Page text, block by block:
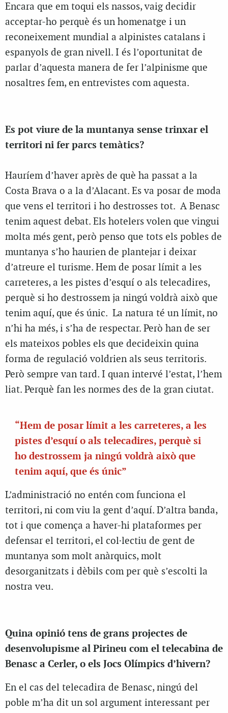
Encara que em toqui els nassos, vaig decidir
acceptar-ho perquè és un homenatge i un
reconeixement mundial a alpinistes catalans i
espanyols de gran nivell. I és l’oportunitat de
parlar d’aquesta manera de fer l’alpinisme que
nosaltres fem, en entrevistes com aquesta.
Es pot viure de la muntanya sense trinxar el
territori ni fer parcs temàtics?
Hauríem d’haver après de què ha passat a la
Costa Brava o a la d’Alacant. Es va posar de moda
que vens el territori i ho destrosses tot. A Benasc
tenim aquest debat. Els hotelers volen que vingui
molta més gent, però penso que tots els pobles de
muntanya s’ho haurien de plantejar i deixar
d’atreure el turisme. Hem de posar límit a les
carreteres, a les pistes d’esquí o als telecadires,
perquè si ho destrossem ja ningú voldrà això que
tenim aquí, que és únic. La natura té un límit, no
n’hi ha més, i s’ha de respectar. Però han de ser
els mateixos pobles els que decideixin quina
forma de regulació voldrien als seus territoris.
Però sempre van tard. I quan intervé l’estat, l’hem
liat. Perquè fan les normes des de la gran ciutat.
“Hem de posar límit a les carreteres, a les
pistes d’esquí o als telecadires, perquè si
ho destrossem ja ningú voldrà això que
tenim aquí, que és únic”
L’administració no entén com funciona el
territori, ni com viu la gent d’aquí. D’altra banda,
tot i que comença a haver-hi plataformes per
defensar el territori, el col·lectiu de gent de
muntanya som molt anàrquics, molt
desorganitzats i dèbils com per què s’escolti la
nostra veu.
Quina opinió tens de grans projectes de
desenvolupisme al Pirineu com el telecabina de
Benasc a Cerler, o els Jocs Olímpics d’hivern?
En el cas del telecadira de Benasc, ningú del
poble m’ha dit un sol argument interessant per